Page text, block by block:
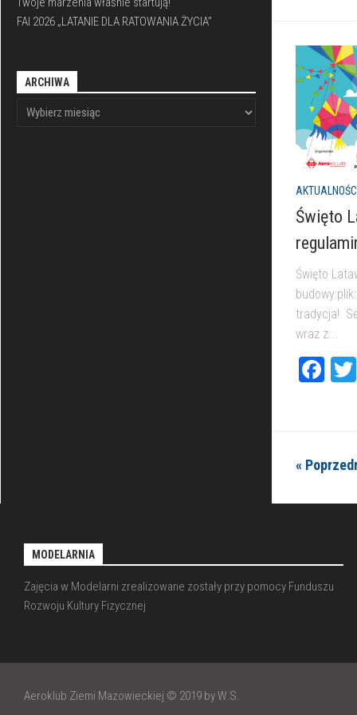
Święto
Święto
tradycja!
wraz z...
«
FAI 2026 „LATANIE DLA RATOWANIA ŻYCIA”
ARCHIWA
MODELARNIA
Zajęcia w Modelarni zrealizowane zostały przy pomocy Funduszu
Rozwoju Kultury Fizycznej
Aeroklub Ziemi Mazowieckiej © 2019 by W.S.